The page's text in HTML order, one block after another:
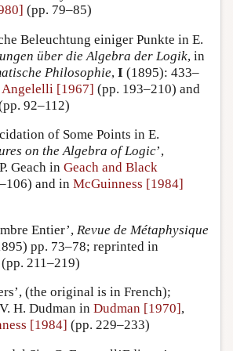
(pp. 79–85)
Beleuchtung einiger Punkte in E.
über die Algebra der Logik, in
Philosophie, I (1895): 433–
Angelelli [1967] (pp. 193–210) and
92–112)
of Some Points in E.
on the Algebra of Logic’,
Geach in Geach and Black
and in McGuinness [1984]
Entier’, Revue de Métaphysique
pp. 73–78; reprinted in
(pp. 211–219)
(the original is in French);
H. Dudman in Dudman [1970],
[1984] (pp. 229–233)